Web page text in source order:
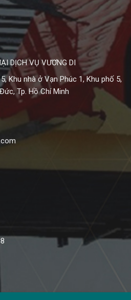
DỊCH VỤ VƯƠNG DI
Khu nhà ở Vạn Phúc 1, Khu phố 5,
Tp. Hồ Chí Minh